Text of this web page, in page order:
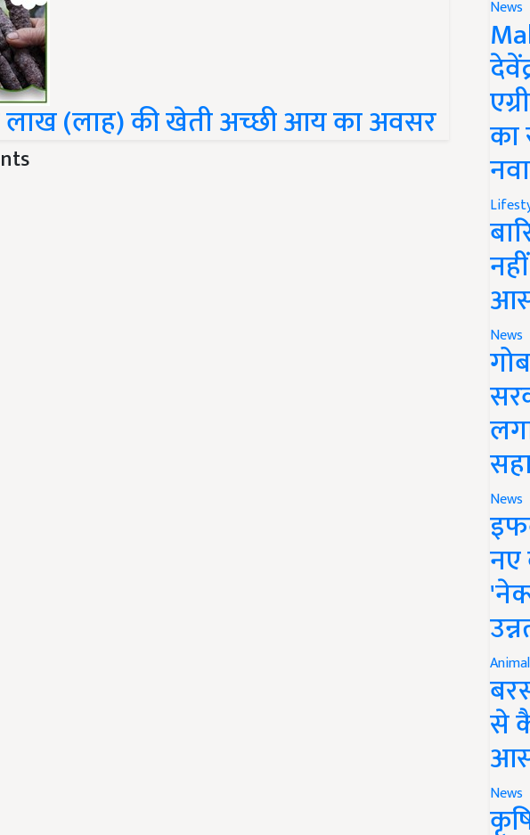
(लाह) की खेती अच्छी आय का अवसर
News
का
News
News
नए
से
News